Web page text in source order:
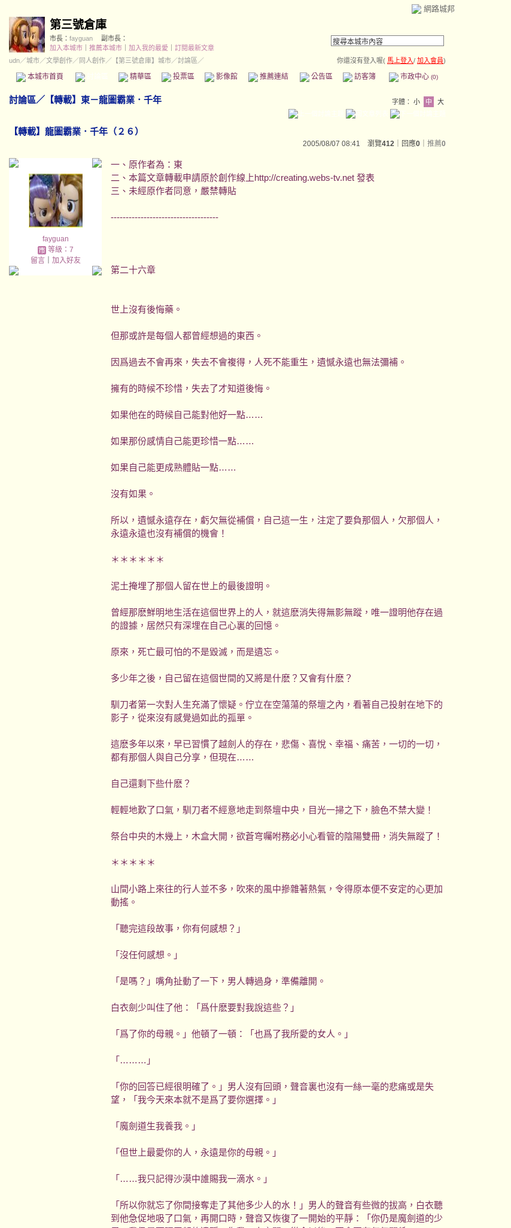
網路城邦
第三號倉庫
市長： fayguan
副市長：
加入本城市
推薦本城市 加入我的最愛
訂閱最新文章
udn／城市／文學創作／同人創作／ 【第三號倉庫】城市／討論區／ 你還沒有登入喔( 馬上登入/ 加入會員)
本城市首頁 精華區 投票區 影像館 推薦連結 公告區 訪客簿 市政中心 (0)
討論區／ 【轉載】東－龍圖霸業．千年 字體： 小 中 大
【轉載】龍圖霸業．千年（２６）
2005/08/07 08:41 瀏覽412 ｜回應0 推薦0
fayguan
等級：7
留言｜ 加入好友
一、原作者為：東
二、本篇文章轉載申請原於創作線上http://creating.webs-tv.net 發表
三、未經原作者同意，嚴禁轉貼
------------------------------------
第二十六章
世上沒有後悔藥。
但那或許是每個人都曾經想過的東西。
因爲過去不會再來，失去不會複得，人死不能重生，遺憾永遠也無法彌補。
擁有的時候不珍惜，失去了才知道後悔。
如果他在的時候自己能對他好一點……
如果那份感情自己能更珍惜一點……
如果自己能更成熟體貼一點……
沒有如果。
所以，遺憾永遠存在，虧欠無從補償，自己這一生，注定了要負那個人，欠那個人，
永遠永遠也沒有補償的機會！
＊＊＊＊＊＊
泥土掩埋了那個人留在世上的最後證明。
曾經那麽鮮明地生活在這個世界上的人，就這麽消失得無影無蹤，唯一證明他存在過
的證據，居然只有深埋在自己心裏的回憶。
原來，死亡最可怕的不是毀滅，而是遺忘。
多少年之後，自己留在這個世間的又將是什麽？又會有什麽？
馴刀者第一次對人生充滿了懷疑。佇立在空蕩蕩的祭壇之內，看著自己投射在地下的
影子，從來沒有感覺過如此的孤單。
這麽多年以來，早已習慣了越劍人的存在，悲傷、喜悅、幸福、痛苦，一切的一切，
都有那個人與自己分享，但現在……
自己還剩下些什麽？
輕輕地歎了口氣，馴刀者不經意地走到祭壇中央，目光一掃之下，臉色不禁大變！
祭台中央的木幾上，木盒大開，欲蒼穹囑咐務必小心看管的陰陽雙冊，消失無蹤了！
＊＊＊＊＊
山間小路上來往的行人並不多，吹來的風中摻雜著熱氣，令得原本便不安定的心更加
動搖。
「聽完這段故事，你有何感想？」
「沒任何感想。」
「是嗎？」嘴角扯動了一下，男人轉過身，準備離開。
白衣劍少叫住了他：「爲什麽要對我說這些？」
「爲了你的母親。」他頓了一頓：「也爲了我所愛的女人。」
「………」
「你的回答已經很明確了。」男人沒有回頭，聲音裏也沒有一絲一毫的悲痛或是失
望，「我今天來本就不是爲了要你選擇。」
「魔劍道生我養我。」
「但世上最愛你的人，永遠是你的母親。」
「……我只記得沙漠中誰賜我一滴水。」
「所以你就忘了你間接奪走了其他多少人的水！」男人的聲音有些微的拔高，白衣聽
到他急促地吸了口氣，再開口時，聲音又恢復了一開始的平靜：「你仍是魔劍道的少